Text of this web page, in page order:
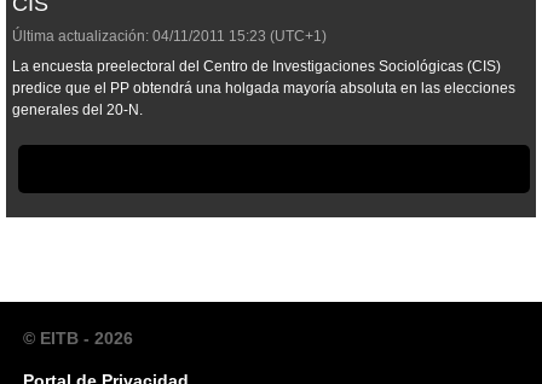
Última actualización: 04/11/2011 15:23 (UTC+1)
La encuesta preelectoral del Centro de Investigaciones Sociológicas (CIS)
predice que el PP obtendrá una holgada mayoría absoluta en las elecciones
generales del 20-N.
© EITB - 2026
Portal de Privacidad